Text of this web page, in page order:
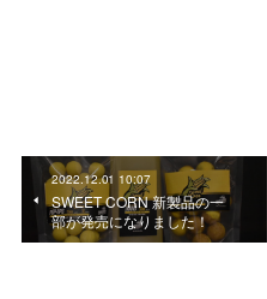
2022.12.01 10:07
SWEET CORN 新製品の一
部が発売になりました！